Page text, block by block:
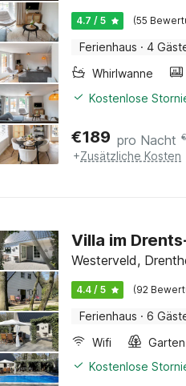
4.7 / 5 (55
Ferienhaus · 4
Whirlwanne
Kostenlose
€189 pro Nacht
+Zusätzliche Kosten
Villa im
Westerveld,
4.4 / 5 (92
Ferienhaus · 6
Wifi
Garten
Kostenlose